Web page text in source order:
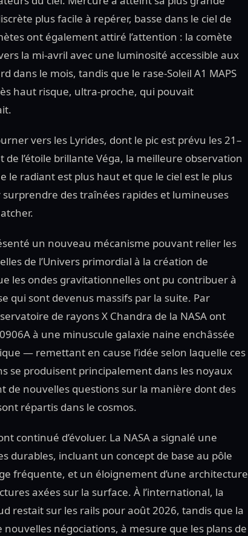
plus facile à repérer, basse dans le ciel de
ont également attiré l’attention : la comète
la mi-avril avec une luminosité accessible aux
dans le mois, tandis que le rase-Soleil A1 MAPS
haut risque, ultra-proche, qui pouvait
vers les Lyrides, dont le pic est prévu les 21–
l’étoile brillante Véga, la meilleure observation
le radiant est plus haut et que le ciel est le plus
des traînées rapides et lumineuses
un nouveau mécanisme pouvant relier les
de l’Univers primordial à la création de
les ondes gravitationnelles ont pu contribuer à
qui sont devenus massifs par la suite. Par
de rayons X Chandra de la NASA ont
à une minuscule galaxie naine enchâssée
— remettant en cause l’idée selon laquelle ces
se produisent principalement dans les noyaux
de nouvelles questions sur la manière dont des
répartis dans le cosmos.
continué d’évoluer. La NASA a signalé une
durables, incluant un concept de base au pôle
fréquente, et un éloignement d’une architecture
axées sur la surface. À l’international, la
restait sur les rails pour août 2026, tandis que la
négociations, à mesure que les plans de